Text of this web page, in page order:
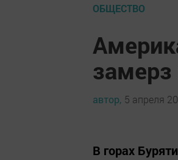
ОБЩЕСТВО
замерз
автор, 5 апреля
В горах